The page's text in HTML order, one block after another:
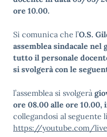
ore 10.00.
Si comunica che l’O.S.
assemblea sindacale
tutto il personale
si svolgerà con le
l’assemblea si svolgerà
ore 08.00 alle ore 10.00,
collegandosi al seguente
https://youtube.com/